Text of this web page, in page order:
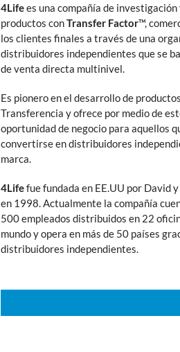
4Lifees una compañía de
productos conTransfer Factor™,
los clientes finales a través de una
distribuidores independientes que se
de venta directa multinivel.
Es pionero en el desarrollo de
Transferencia y ofrece por medio de
oportunidad de negocio para aquellos
convertirse en distribuidores
marca.
4Lifefue fundada en EE.UU por David
en 1998. Actualmente la compañía
500 empleados distribuidos en 22
mundo y opera en más de 50 países
distribuidores independientes.